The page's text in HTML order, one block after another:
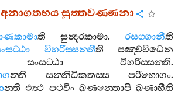
සුත‍්තවණ‍්ණනා
ති සුන්‍දරකාමා.රසග‍්ගානීති
විහරිස‍්සන‍්තීති
පඤ‍්චවිධෙන
සංසට‍්ඨා විහරිස‍්සන‍්ති.
න‍්ති සන‍්නිධිකතස‍්ස පරිභොගං.
න‍්ති එත්‍ථ පථවිං ඛණන‍්තොපි ඛණාහීති